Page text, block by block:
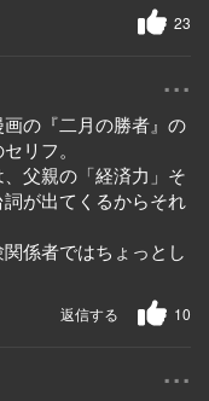
23
...
の『二月の勝者』の
リフ。
父親の「経済力」そ
が出てくるからそれ
係者ではちょっとし
10
返信する
...